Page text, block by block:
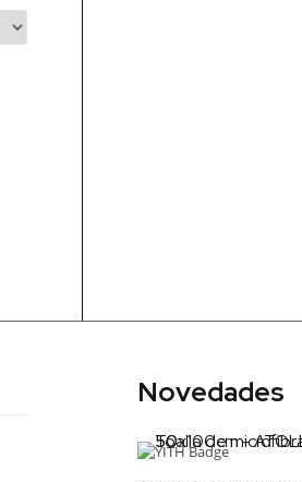
Novedades